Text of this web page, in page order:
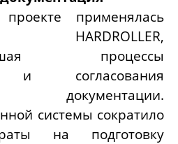
применялась
HARDROLLER,
процессы
и согласования
документации.
системы сократило
на подготовку